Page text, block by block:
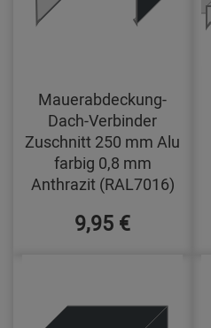
Mauerabdeckung-
Dach-Verbinder
Zuschnitt 250 mm Alu
farbig 0,8 mm
Anthrazit (RAL7016)
9,95 €